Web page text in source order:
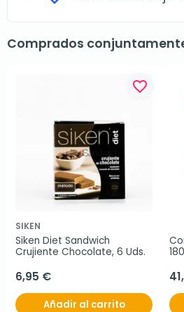
Comprados
favorite_border
SIKEN
Siken Diet Sandwich
Crujiente Chocolate, 6 Uds.
6,95 €
Añadir al carrito